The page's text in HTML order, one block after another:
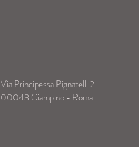
Via Principessa Pignatelli 2
00043 Ciampino - Roma